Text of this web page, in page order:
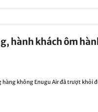
hành khách ôm
hàng không Enugu Air đã trượt